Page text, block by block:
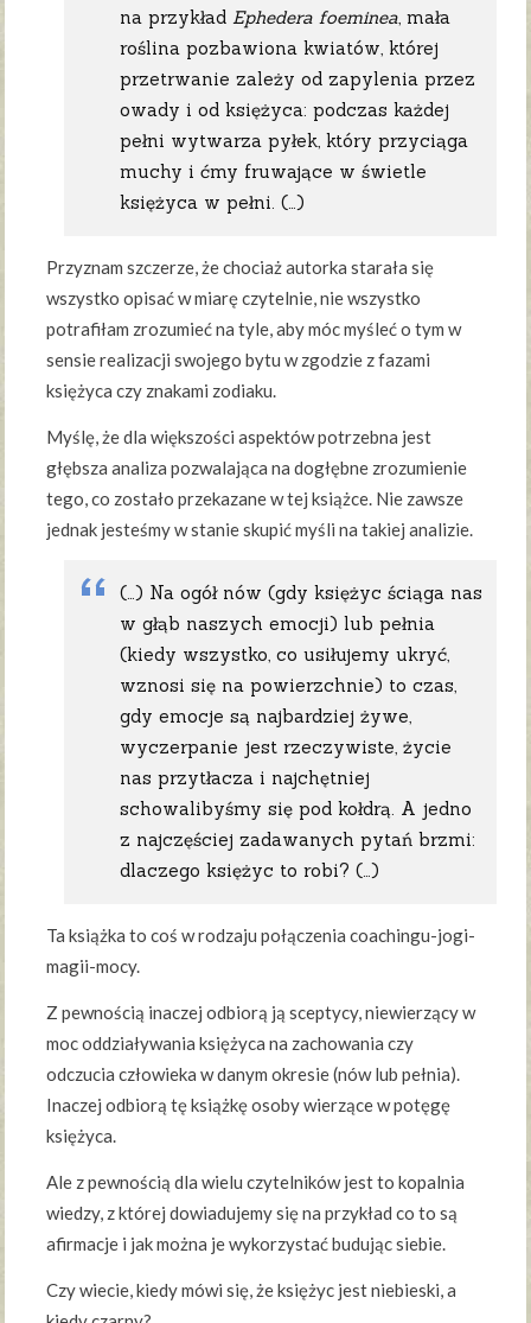
na przykładEphedera foeminea, mała
roślina pozbawiona kwiatów, której
przetrwanie zależy od zapylenia przez
owady i od księżyca: podczas każdej
pełni wytwarza pyłek, który przyciąga
muchy i ćmy fruwające w świetle
księżyca w pełni. (…)
Przyznam szczerze, że chociaż autorka starała się
wszystko opisać w miarę czytelnie, nie wszystko
potrafiłam zrozumieć na tyle, aby móc myśleć o tym w
sensie realizacji swojego bytu w zgodzie z fazami
księżyca czy znakami zodiaku.
Myślę, że dla większości aspektów potrzebna jest
głębsza analiza pozwalająca na dogłębne zrozumienie
tego, co zostało przekazane w tej książce. Nie zawsze
jednak jesteśmy w stanie skupić myśli na takiej analizie.
(…) Na ogół nów (gdy księżyc ściąga nas
w głąb naszych emocji) lub pełnia
(kiedy wszystko, co usiłujemy ukryć,
wznosi się na powierzchnie) to czas,
gdy emocje są najbardziej żywe,
wyczerpanie jest rzeczywiste, życie
nas przytłacza i najchętniej
schowalibyśmy się pod kołdrą. A jedno
z najczęściej zadawanych pytań brzmi:
dlaczego księżyc to robi? (…)
Ta książka to coś w rodzaju połączenia coachingu-jogi-
magii-mocy.
Z pewnością inaczej odbiorą ją sceptycy, niewierzący w
moc oddziaływania księżyca na zachowania czy
odczucia człowieka w danym okresie (nów lub pełnia).
Inaczej odbiorą tę książkę osoby wierzące w potęgę
księżyca.
Ale z pewnością dla wielu czytelników jest to kopalnia
wiedzy, z której dowiadujemy się na przykład co to są
afirmacje i jak można je wykorzystać budując siebie.
Czy wiecie, kiedy mówi się, że księżyc jest niebieski, a